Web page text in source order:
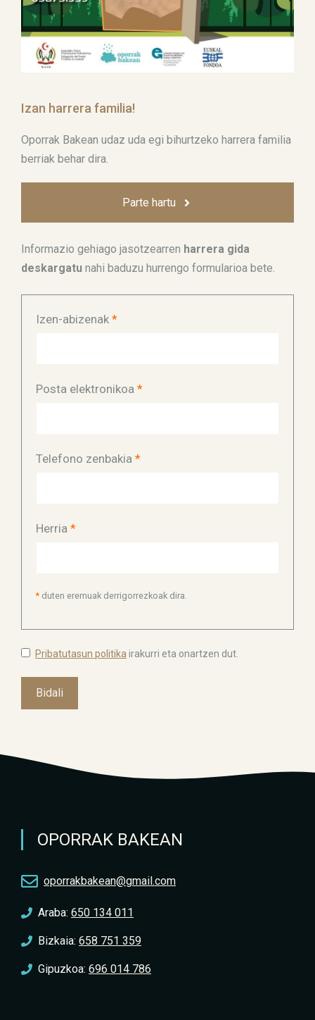
Izan harrera familia!
Oporrak Bakean udaz uda egi bihurtzeko harrera familia
berriak behar dira.
Parte hartu
Informazio gehiago jasotzearren harrera gida
deskargatu nahi baduzu hurrengo formularioa bete.
Izen-abizenak *
Posta elektronikoa *
Telefono zenbakia *
Herria *
* duten eremuak derrigorrezkoak dira.
Pribatutasun politikairakurri eta onartzen dut.
OPORRAK BAKEAN
oporrakbakean@gmail.com
Araba: 650 134 011
Bizkaia: 658 751 359
Gipuzkoa: 696 014 786